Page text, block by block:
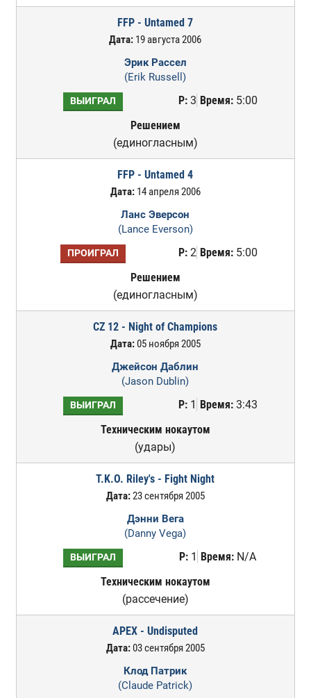
FFP - Untamed 7
Дата: 19 августа 2006
Эрик Рассел
(Erik Russell)
ВЫИГРАЛ Р:3 Время:5:00
Решением
(единогласным)
FFP - Untamed 4
Дата:14 апреля 2006
Ланс Эверсон
(Lance Everson)
ПРОИГРАЛ Р:2 Время:5:00
Решением
(единогласным)
CZ 12 - Night of Champions
Дата:05 ноября 2005
Джейсон Даблин
(Jason Dublin)
ВЫИГРАЛ Р:1 Время:3:43
Техническим нокаутом
(удары)
T.K.O. Riley's - Fight Night
Дата:23 сентября 2005
Дэнни Вега
(Danny Vega)
ВЫИГРАЛ Р: 1 Время: N/A
Техническим нокаутом
(рассечение)
APEX - Undisputed
Дата:03 сентября 2005
Клод Патрик
(Claude Patrick)